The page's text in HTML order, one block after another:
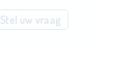
Stel uw vraag